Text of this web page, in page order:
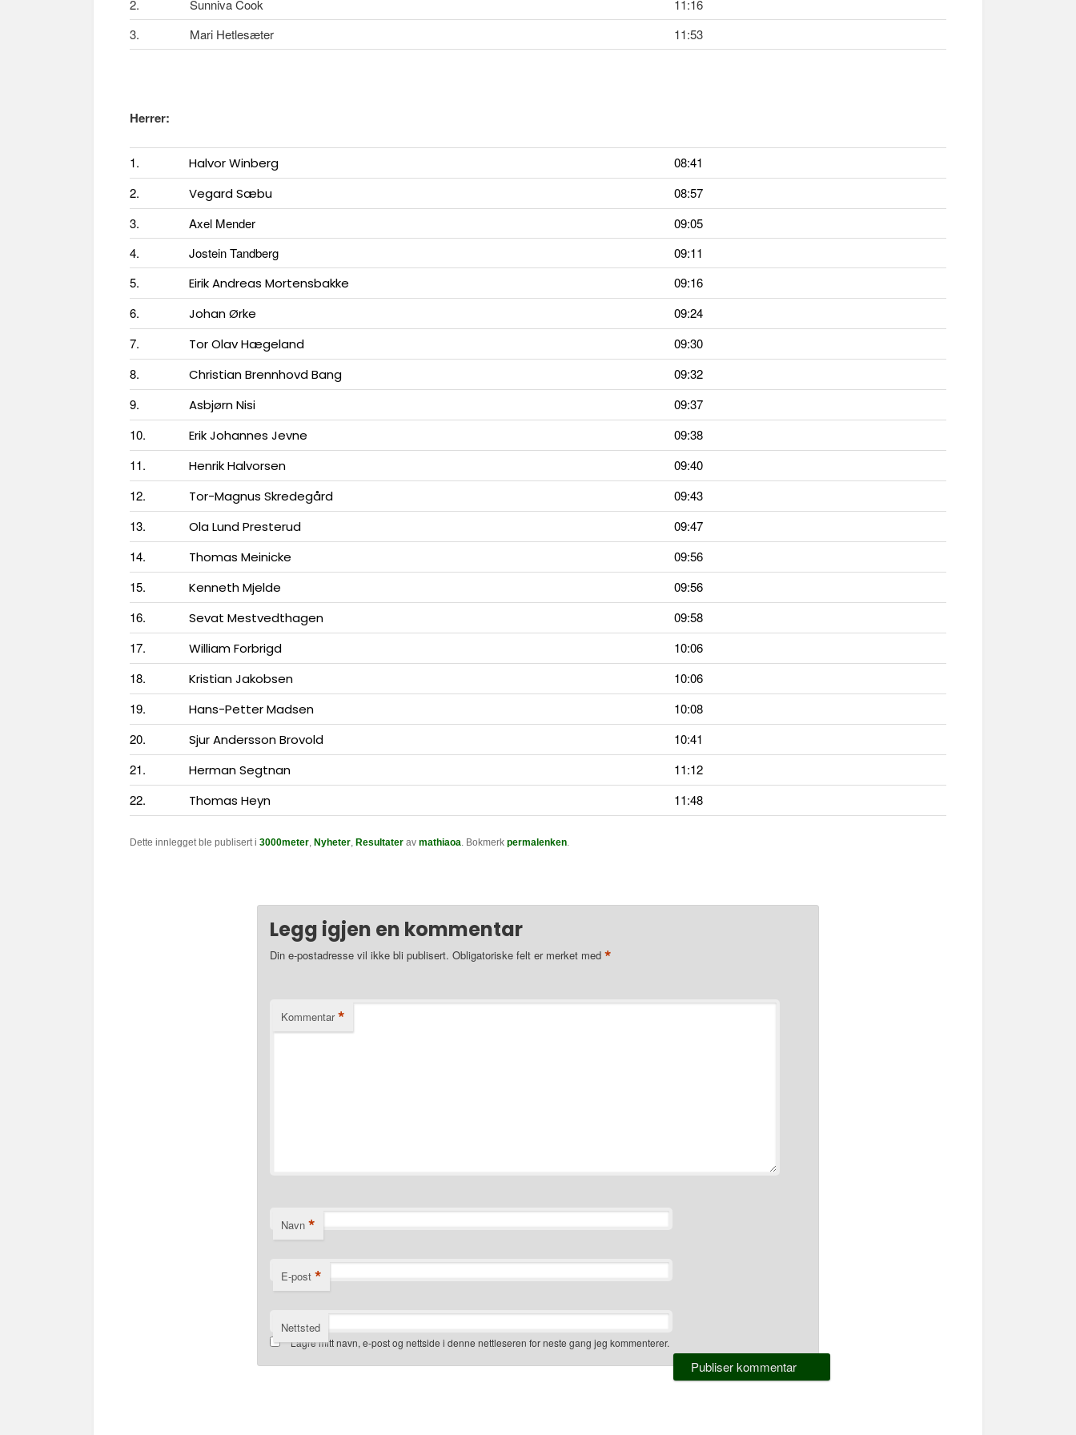
2.
Sunniva Cook
11:16
3.
Mari Hetlesæter 11:53
Herrer:
1. Halvor Winberg
08:41
2.
Vegard Sæbu
08:57
3.
Axel Mender
09:05
4.
Jostein Tandberg
09:11
5.
Eirik Andreas Mortensbakke
09:16
6.
Johan Ørke
09:24
7.
Tor Olav Hægeland
09:30
8.
Christian Brennhovd Bang
09:32
9.
Asbjørn Nisi
09:37
10.
Erik Johannes Jevne
09:38
11.
Henrik Halvorsen
09:40
12.
Tor-Magnus Skredegård
09:43
13.
Ola Lund Presterud
09:47
14.
Thomas Meinicke
09:56
15.
Kenneth Mjelde
09:56
16.
Sevat Mestvedthagen
09:58
17.
William Forbrigd
10:06
18.
Kristian Jakobsen
10:06
19.
Hans-Petter Madsen
10:08
20.
Sjur Andersson Brovold
10:41
21.
Herman Segtnan
11:12
22.
Thomas Heyn 11:48
Dette innlegget ble publisert i 3000meter, Nyheter, Resultater av mathiaoa. Bokmerk permalenken.
Legg igjen en kommentar
Din e-postadresse vil ikke bli publisert. Obligatoriske felt er merket med *
Kommentar *
Navn *
E-post *
Nettsted
Lagre mitt navn, e-post og nettside i denne nettleseren for neste gang jeg kommenterer.
Alternative: